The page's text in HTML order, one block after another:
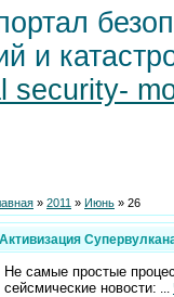
и
security-
» 2011 » Июнь » 26
Активизация
Не самые простые
сейсмические новости: